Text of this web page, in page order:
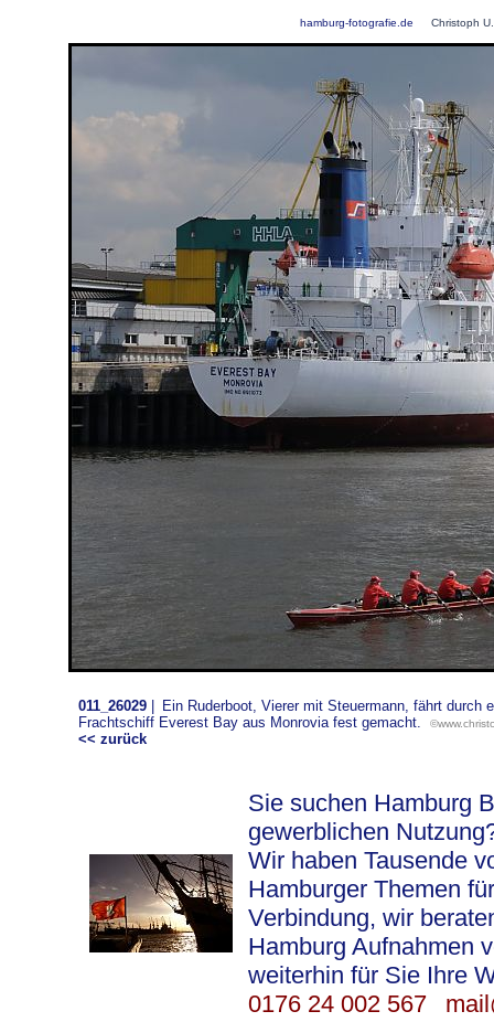
hamburg-fotografie.de Christoph
011_26029
Ein Ruderboot, Vierer mit Steuermann, fährt durch
Frachtschiff Everest Bay aus Monrovia fest gemacht.
<< zurück
Sie suchen Hamburg
gewerblichen
Wir haben Tausende
Hamburger Themen
Verbindung, wir
Hamburg Aufnahmen
weiterhin für Sie Ihre
0176 24 002 567